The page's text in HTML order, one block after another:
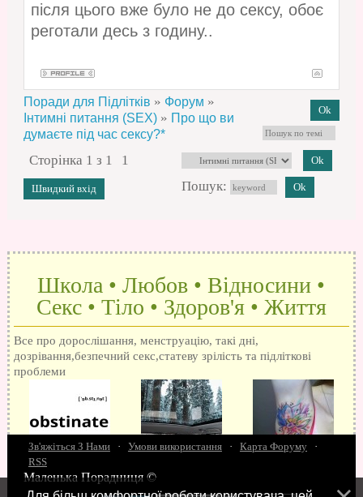
після цього вже було не до сексу, обоє
реготали десь з годину..
Поради для Підлітків » Форум »
Інтимні питання (SEX) » Про що ви
думаєте під час сексу?*
Сторінка 1 з 1
1
Пошук:
Школа • Любов • Відносини •
Секс • Тіло • Здоров'я • Життя
Все про дорослішання, менструацію, такі дні,
дозрівання,безпечний секс,статеву зрілість та підліткові
проблеми
15 запитань про секс Як досягти оргазм
Зв'яжіться З Нами · Умови використання · Карта Форуму
·
RSS
Маленька Порадниця ©